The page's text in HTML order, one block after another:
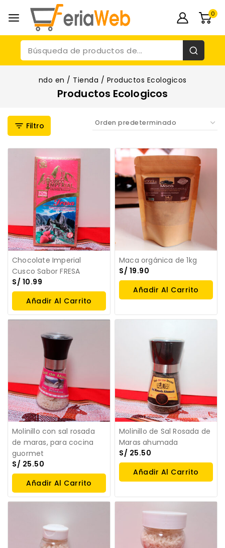
0
ndo en / Tienda / Productos Ecologicos
Productos Ecologicos
Filtro
Chocolate Imperial
Cusco Sabor FRESA
S/ 10.99
Añadir Al Carrito
Maca orgánica de 1kg
S/ 19.90
Añadir Al Carrito
Molinillo con sal rosada
de maras, para cocina
guormet
S/ 25.50
Añadir Al Carrito
Molinillo de Sal Rosada de
Maras ahumada
S/ 25.50
Añadir Al Carrito